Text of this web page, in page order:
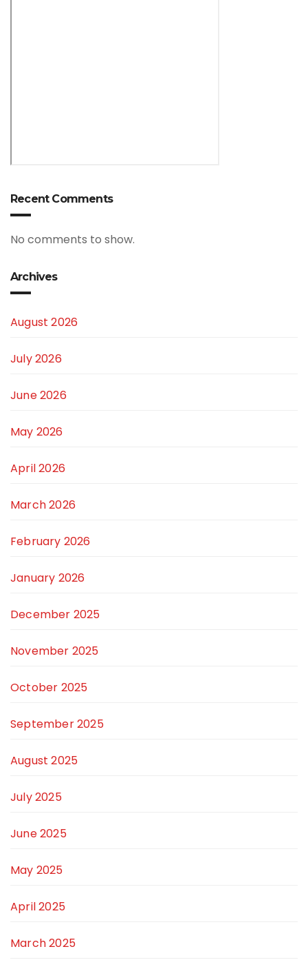
Recent Comments
No comments to show.
Archives
August 2026
July 2026
June 2026
May 2026
April 2026
March 2026
February 2026
January 2026
December 2025
November 2025
October 2025
September 2025
August 2025
July 2025
June 2025
May 2025
April 2025
March 2025